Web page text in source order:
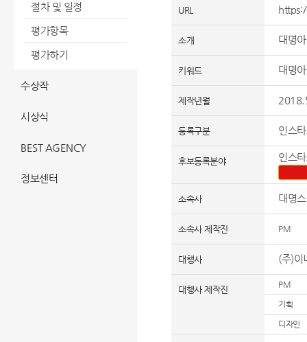
URL
소개 대명
키워드 대명
제작년월
등록구분 인스
후보등록분야 인스
소속사 대명
소속사 제작진 PM
대행사 (주)이
대행사 제작진 PM
기획
디자인
절차 및 일정
평가항목
평가하기
수상작
시상식
BEST AGENCY
정보센터